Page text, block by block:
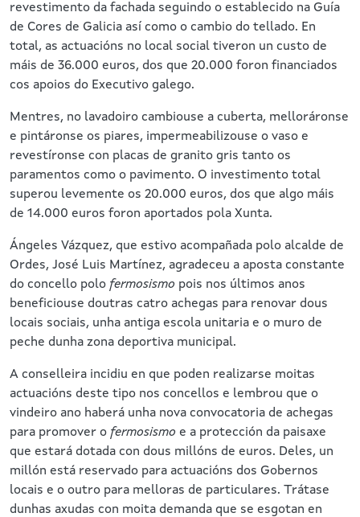
revestimento da fachada seguindo o establecido na Guía
de Cores de Galicia así como o cambio do tellado. En
total, as actuacións no local social tiveron un custo de
máis de 36.000 euros, dos que 20.000 foron financiados
cos apoios do Executivo galego.
Mentres, no lavadoiro cambiouse a cuberta, melloráronse
e pintáronse os piares, impermeabilizouse o vaso e
revestíronse con placas de granito gris tanto os
paramentos como o pavimento. O investimento total
superou levemente os 20.000 euros, dos que algo máis
de 14.000 euros foron aportados pola Xunta.
Ángeles Vázquez, que estivo acompañada polo alcalde de
Ordes, José Luis Martínez, agradeceu a aposta constante
do concello polo fermosismo pois nos últimos anos
beneficiouse doutras catro achegas para renovar dous
locais sociais, unha antiga escola unitaria e o muro de
peche dunha zona deportiva municipal.
A conselleira incidiu en que poden realizarse moitas
actuacións deste tipo nos concellos e lembrou que o
vindeiro ano haberá unha nova convocatoria de achegas
para promover o fermosismo e a protección da paisaxe
que estará dotada con dous millóns de euros. Deles, un
millón está reservado para actuacións dos Gobernos
locais e o outro para melloras de particulares. Trátase
dunhas axudas con moita demanda que se esgotan en